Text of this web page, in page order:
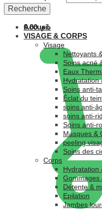
Recherche
د.م.0.00
Recherche
Accueil
VISAGE & CORPS
Visage
Nettoyants
Soins acné
Eaux
Hydratation
Soins anti-
Éclat du
soins anti-
soins anti-
Soins anti-
Masques &
peeling
Soins des
Corps
Hydratation
Gommages
Détente &
Epilation
Jambes